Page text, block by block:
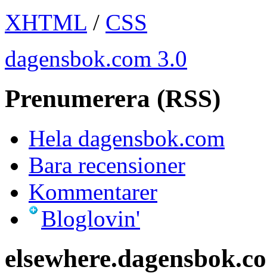
XHTML / CSS
dagensbok.com 3.0
Prenumerera (RSS)
Hela dagensbok.com
Bara recensioner
Kommentarer
Bloglovin'